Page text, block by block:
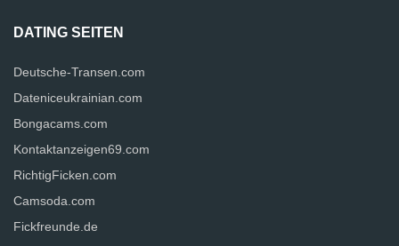
DATING SEITEN
Deutsche-Transen.com
Dateniceukrainian.com
Bongacams.com
Kontaktanzeigen69.com
RichtigFicken.com
Camsoda.com
Fickfreunde.de